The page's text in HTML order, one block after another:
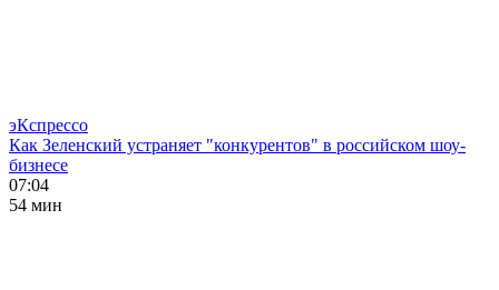
эКспрессо
Как Зеленский устраняет "конкурентов" в российском шоу-
бизнесе
07:04
54 мин